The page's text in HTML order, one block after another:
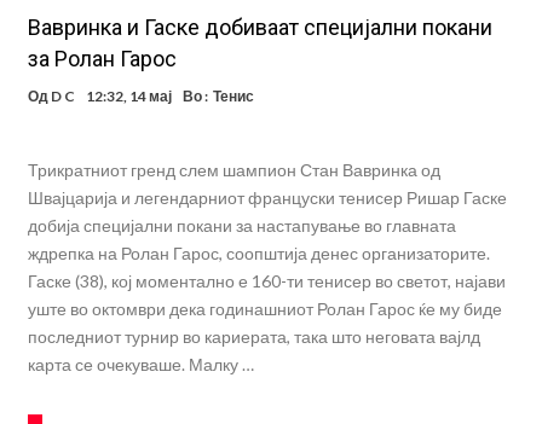
поради Инфантино
Мурињо бесен поради одлуката на Реал: Протекоа детали од
разговорот што го потресе Мадрид!
Трансфер бомба во најва – Ливерпул сака да се засили од Реал
Мадрид!
Карагер ги изненади сите со својата прогноза: “Тие ќе ја освојат
година
Директор на ФИА за драмата во Формула 1: Не можеме да одиме
Колку бара ПСЖ и кој е „плафонот“ на Ливерпул за трансферот
ан Бредли Баркола?
Вавринка и Гаске добиваат специјални покани
за Ролан Гарос
Од D C 12:32, 14 мај Во : Тенис
Трикратниот гренд слем шампион Стан Вавринка од
Швајцарија и легендарниот француски тенисер Ришар Гаске
добија специјални покани за настапување во главната
ждрепка на Ролан Гарос, соопштија денес организаторите.
Гаске (38), кој моментално е 160-ти тенисер во светот, најави
уште во октомври дека годинашниот Ролан Гарос ќе му биде
последниот турнир во кариерата, така што неговата вајлд
карта се очекуваше. Малку …